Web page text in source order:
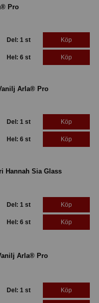
Pro
Del: 1 st Köp
Hel: 6 st Köp
Arla® Pro
Del: 1 st Köp
Hel: 6 st Köp
Hannah Sia Glass
Del: 1 st Köp
Hel: 6 st Köp
Arla® Pro
Del: 1 st Köp